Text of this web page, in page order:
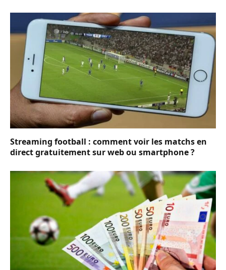
Streaming football : comment voir les matchs en
direct gratuitement sur web ou smartphone ?